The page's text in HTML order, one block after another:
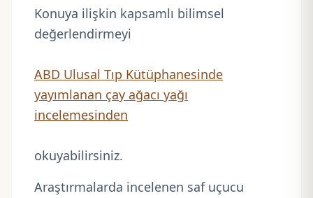
Konuya ilişkin kapsamlı bilimsel
değerlendirmeyi
ABD Ulusal Tıp Kütüphanesinde
yayımlanan çay ağacı yağı
incelemesinden
okuyabilirsiniz.
Araştırmalarda incelenen saf uçucu